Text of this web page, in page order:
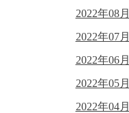
2022年08月
2022年07月
2022年06月
2022年05月
2022年04月